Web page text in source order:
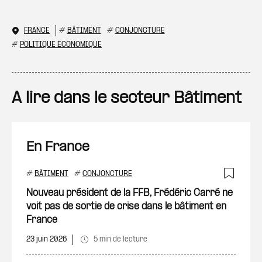
FRANCE # BÂTIMENT # CONJONCTURE
# POLITIQUE ÉCONOMIQUE
A lire dans le secteur Bâtiment
En France
# BÂTIMENT # CONJONCTURE
Nouveau président de la FFB, Frédéric Carré ne
voit pas de sortie de crise dans le bâtiment en
France
23 juin 2026 5 min de lecture